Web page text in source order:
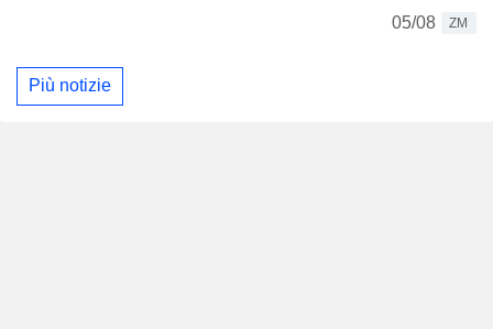
05/08
ZM
Più notizie